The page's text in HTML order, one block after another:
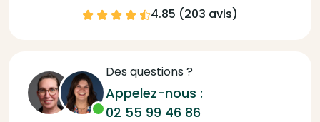
4.85 (203 avis)
Des questions ?
Appelez-nous :
02 55 99 46 86